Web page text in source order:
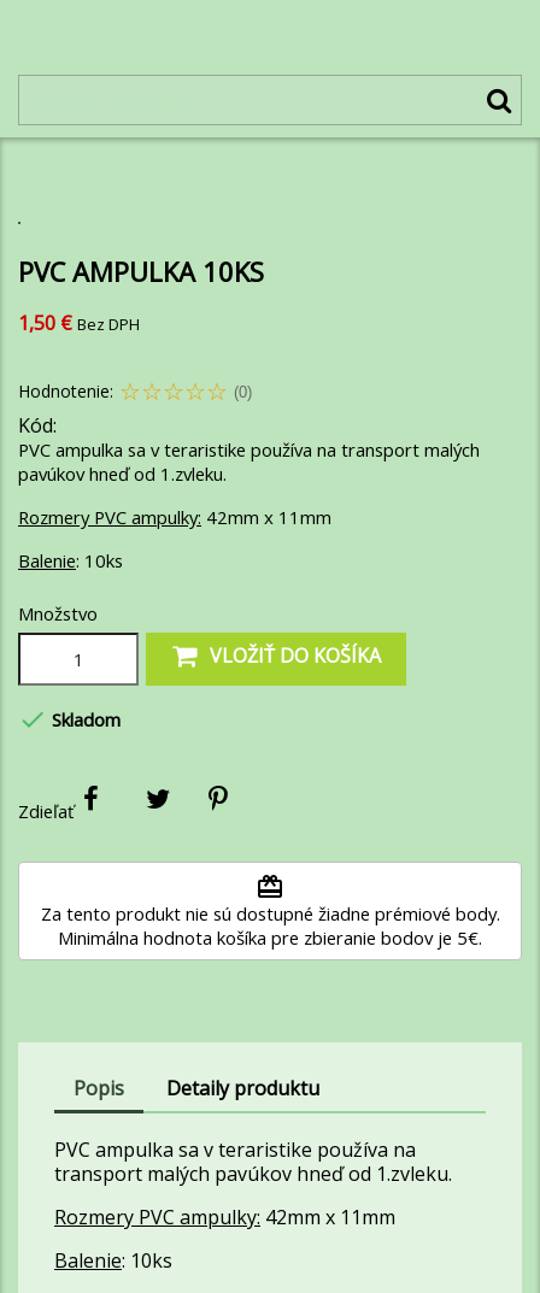
PVC AMPULKA 10KS
1,50 € Bez DPH
Hodnotenie: (0)
Kód:
PVC ampulka sa v teraristike používa na transport malých
pavúkov hneď od 1.zvleku.
Rozmery PVC ampulky: 42mm x 11mm
Balenie: 10ks
Množstvo
VLOŽIŤ DO KOŠÍKA
 Skladom
Zdieľať
redeem
Za tento produkt nie sú dostupné žiadne prémiové body.
Minimálna hodnota košíka pre zbieranie bodov je 5€.
Popis Detaily produktu
PVC ampulka sa v teraristike používa na
transport malých pavúkov hneď od 1.zvleku.
Rozmery PVC ampulky: 42mm x 11mm
Balenie: 10ks